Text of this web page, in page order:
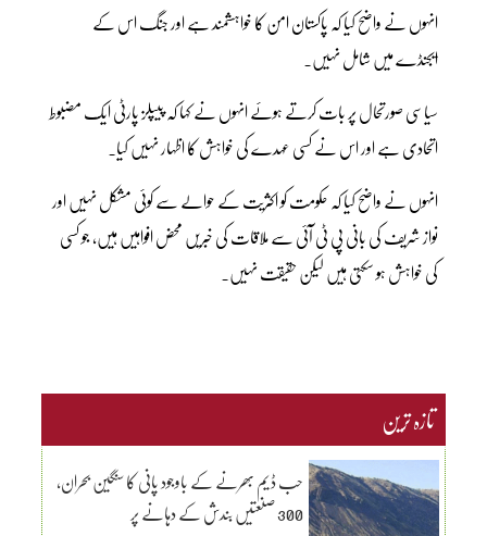
انہوں نے واضح کیا کہ پاکستان امن کا خواہشمند ہے اور جنگ اس کے
ایجنڈے میں شامل نہیں۔
سیاسی صورتحال پر بات کرتے ہوئے انہوں نے کہا کہ پیپلز پارٹی ایک مضبوط
اتحادی ہے اور اس نے کسی عہدے کی خواہش کا اظہار نہیں کیا۔
انہوں نے واضح کیا کہ حکومت کو اکثریت کے حوالے سے کوئی مشکل نہیں اور
نواز شریف کی بانی پی ٹی آئی سے ملاقات کی خبریں محض افواہیں ہیں، جو کسی
کی خواہش ہو سکتی ہیں لیکن حقیقت نہیں۔
تازہ ترین
حب ڈیم بھرنے کے باوجود پانی کا سنگین بحران،
300 صنعتیں بندش کے دہانے پر